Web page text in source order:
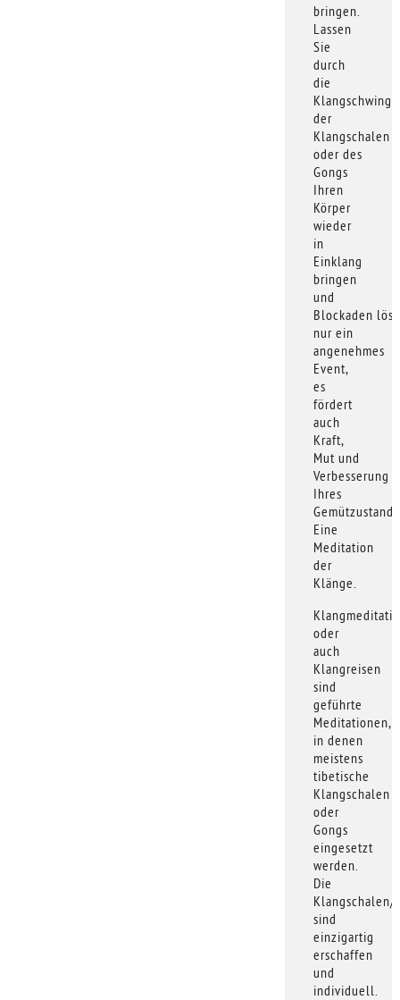
bringen.
Lassen
Sie
durch
die
der
Klangschalen
oder des
Gongs
Ihren
Körper
wieder
in
Einklang
bringen
und
Blockaden
nur ein
angenehmes
Event,
es
fördert
auch
Kraft,
Mut und
Verbesserung
Ihres
Eine
Meditation
der
Klänge.
oder
auch
Klangreisen
sind
geführte
Meditationen,
in denen
meistens
tibetische
Klangschalen
oder
Gongs
eingesetzt
werden.
Die
Klangschalen/
sind
einzigartig
erschaffen
und
individuell.